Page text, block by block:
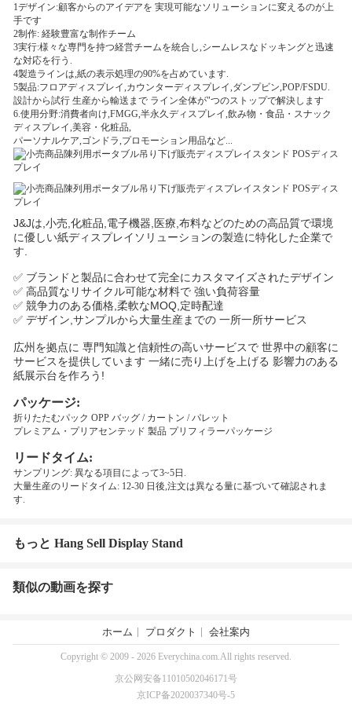
1デザイン:顧客からのアイデアを 実現可能なソリューションに変えるのが上
手です
2制作: 経験豊富な制作チーム
3実行:様々な専門を持つ経営チームを統合し,シームレスなドッキングと迅速
な対応を行う.
4製造ラインは,紙の表示処理の90%を占めています.
5製品:フロアディスプレイ,カウンターディスプレイ,ダンプビン,POP/FSDU.
設計から試行 生産から輸送まで ライン全体が"つのストップで解決します
6. 使用分野:消費者向け,FMGG,半永久ディスプレイ,飲み物・食品・スナック
ディスプレイ,美容・化粧品,
パーソナルケア,ゴンドラ,プロモーション用品など...
J&Jは,小売,化粧品,電子機器,医療,布料などのための高品質で環境
に優しい紙ディスプレイソリューションの製造に特化した企業で
す.
✅ ブランドと製品に合わせて完全にカスタマイズされたデザイン
✅ 高品質なリサイクル可能な材料で 強い負荷容量
✅ 競争力のある価格,柔軟なMOQ,定時配達
✅ デザイン,サンプルから大量生産までの 一所一所サービス
広州を拠点に 専門知識と信頼性の高いサービスで 世界中の顧客に
サービスを提供しています 一緒に売り上げを上げる 影響力のある
紙展示台を作ろう!
パッケージ:
折りたたむパック OPP バッグ / カートン / パレット
プレミアム・プリアセンテッド 製品 プリフィラーパッケージ
リードタイム:
サンプリング: 異なる項目によって3~5日.
大量生産のリードタイム: 12-30 日後,注文は異なる量に基づいて確認されま
す.
もっと Hang Sell Display Stand
類似の動画を探す
ホーム プロダクト 会社案内
Copyright © 2009 - 2026 Everychina.com.All rights reserved.
京公网安备11010502046171号
京ICP备2020037340号-5